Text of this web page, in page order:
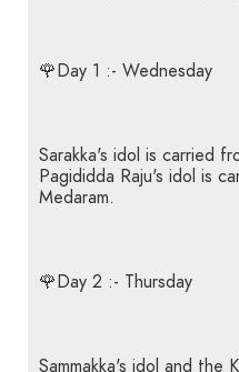
🌹Day 1 :- Wednesday
Sarakka's idol is carried
Pagididda Raju's idol is
Medaram.
🌹Day 2 :- Thursday
Sammakka's idol and the